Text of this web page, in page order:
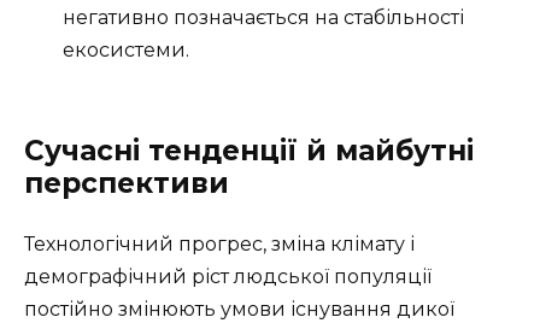
негативно позначається на стабільності
екосистеми.
Сучасні тенденції й майбутні
перспективи
Технологічний прогрес, зміна клімату і
демографічний ріст людської популяції
постійно змінюють умови існування дикої